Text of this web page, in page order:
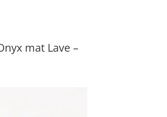
mat Lave –